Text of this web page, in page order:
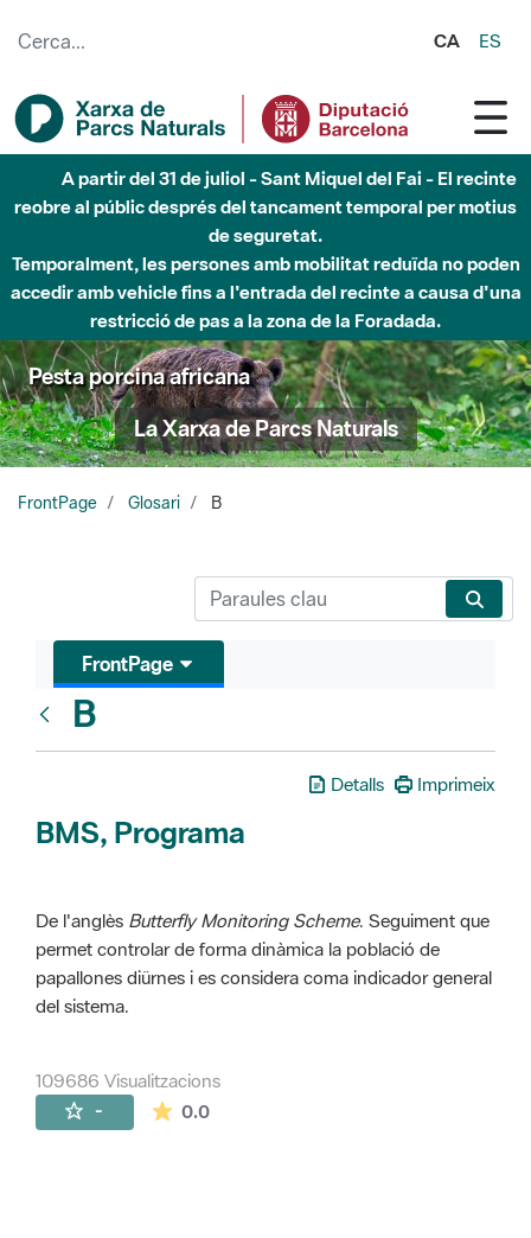
CA ES
A partir del 31 de juliol - Sant Miquel del Fai - El recinte
reobre al públic després del tancament temporal per motius
de seguretat.
Temporalment, les persones amb mobilitat reduïda no poden
accedir amb vehicle fins a l'entrada del recinte a causa d'una
restricció de pas a la zona de la Foradada.
Pesta porcina africana
La Xarxa de Parcs Naturals
FrontPage Glosari B
FrontPage
B
Detalls Imprimeix
BMS, Programa
De l'anglès Butterfly Monitoring Scheme. Seguiment que
permet controlar de forma dinàmica la població de
papallones diürnes i es considera coma indicador general
del sistema.
109686 Visualitzacions
- 0.0La mitjana de les valoracions és de 0